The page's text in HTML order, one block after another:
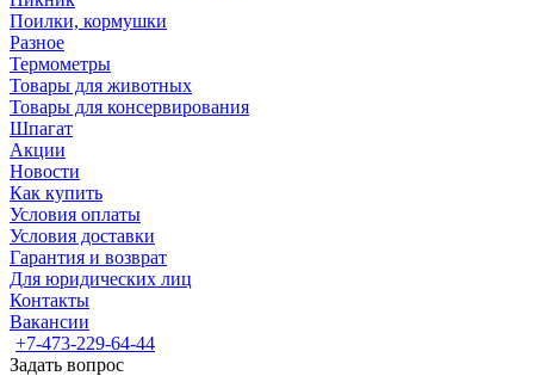
Поилки, кормушки
Разное
Термометры
Товары для животных
Товары для консервирования
Шпагат
Акции
Новости
Как купить
Условия оплаты
Условия доставки
Гарантия и возврат
Для юридических лиц
Контакты
Вакансии
+7-473-229-64-44
Задать вопрос